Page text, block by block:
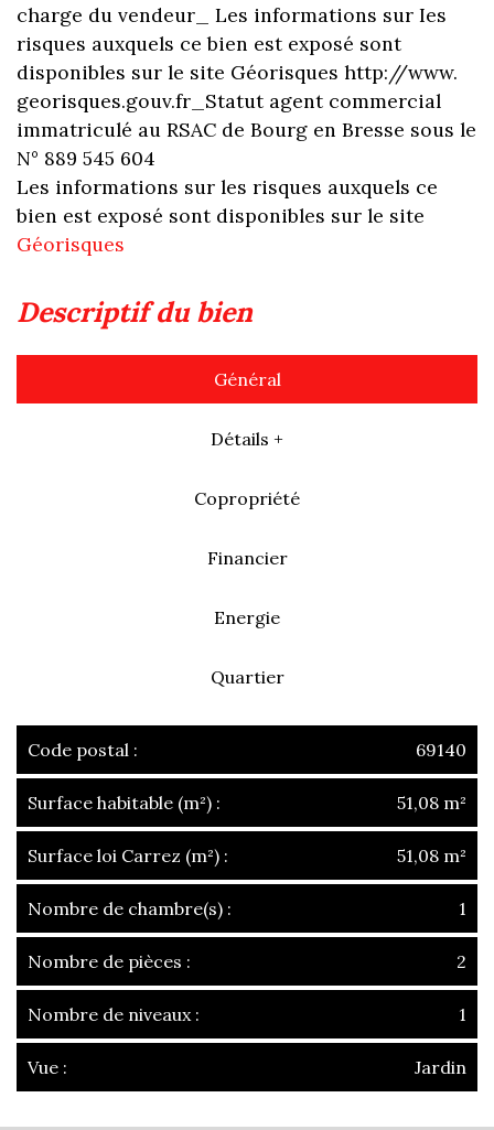
charge du vendeur_ Les informations sur Ies
risques auxquels ce bien est exposé sont
disponibles sur le site Géorisques http://www.
georisques.gouv.fr_Statut agent commercial
immatriculé au RSAC de Bourg en Bresse sous le
N° 889 545 604
Les informations sur les risques auxquels ce
bien est exposé sont disponibles sur le site
Géorisques
descriptif du bien
Général
Détails +
Copropriété
Financier
Energie
Quartier
Code postal : 69140
Surface habitable (m²) : 51,08 m²
Surface loi Carrez (m²) : 51,08 m²
Nombre de chambre(s) : 1
Nombre de pièces : 2
Nombre de niveaux : 1
Vue : Jardin